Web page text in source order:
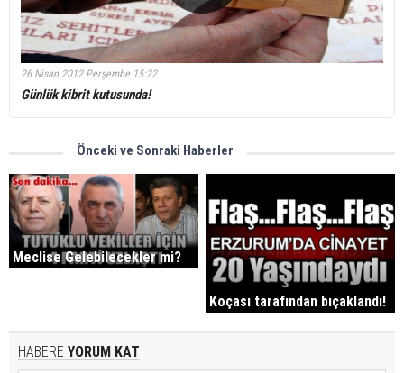
26 Nisan 2012 Perşembe 15:22
Günlük kibrit kutusunda!
Önceki ve Sonraki Haberler
Meclise Gelebilecekler mi?
Koçası tarafından bıçaklandı!
HABERE YORUM KAT